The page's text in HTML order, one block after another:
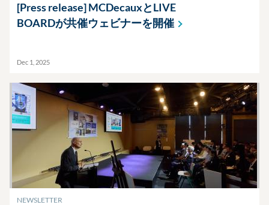
[Press release] MCDecauxとLIVE
BOARDが共催ウェビナーを開催
Dec 1, 2025
NEWSLETTER